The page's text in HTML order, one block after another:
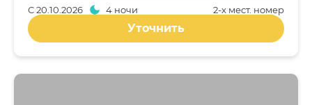
2-x мест. номер
С20.10.2026 4 ночи
Уточнить